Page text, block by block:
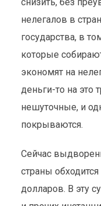
нелегалов в
государства, в
которые
экономят на
деньги-то на это
нешуточные, и
покрываются.
Сейчас
страны
долларов. В эту